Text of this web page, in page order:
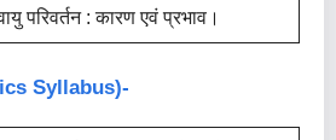
परिवर्तन : कारण एवं प्रभाव।
Syllabus)-